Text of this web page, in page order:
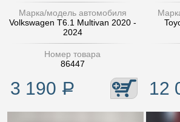
Марка/модель автомобиля
Volkswagen T6.1 Multivan 2020 -
2024
Номер товара
86447
3 190 Р 12